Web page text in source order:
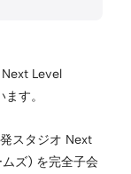
Level
す。
スタジオ Next
ズ) を完全子会